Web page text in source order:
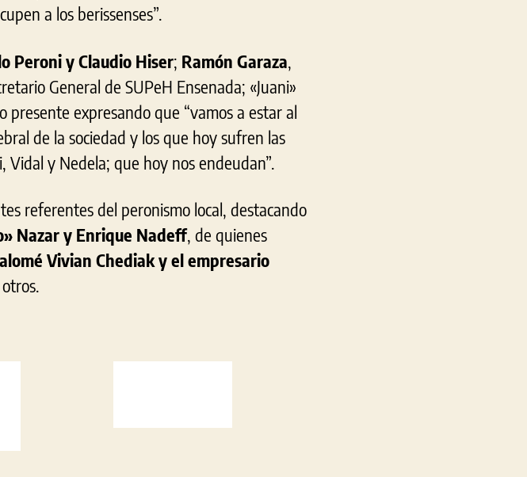
a los berissenses”.
Peroni y Claudio Hiser; Ramón Garaza
General de SUPeH Ensenada; «Juani»
presente expresando que “vamos a estar al
de la sociedad y los que hoy sufren las
y Nedela; que hoy nos endeudan”.
referentes del peronismo local, destacando
Nazar y Enrique Nadeff, de quienes
Vivian Chediak y el empresario